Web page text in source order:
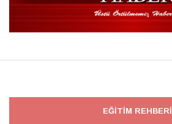
EĞİTİM REHBERİ